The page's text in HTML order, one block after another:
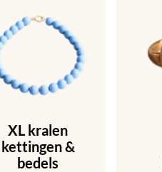
XL kralen
kettingen &
bedels